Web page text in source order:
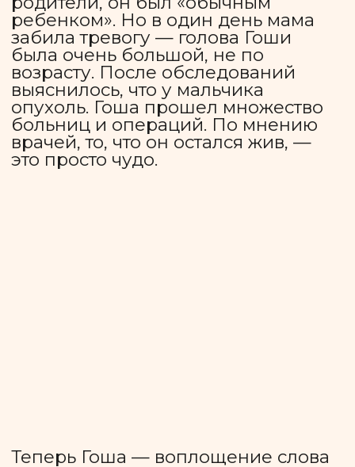
руку на руку девочки и, чувствуя
малейшее движение пальцев,
помогает нажимать на клавиши.
Как мы помогаем?